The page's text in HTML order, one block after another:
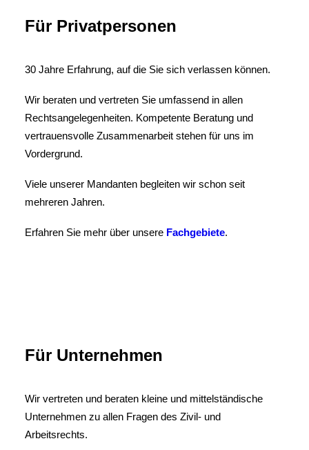
Für Privatpersonen
30 Jahre Erfahrung, auf die Sie sich verlassen können.
Wir beraten und vertreten Sie umfassend in allen
Rechtsangelegenheiten. Kompetente Beratung und
vertrauensvolle Zusammenarbeit stehen für uns im
Vordergrund.
Viele unserer Mandanten begleiten wir schon seit
mehreren Jahren.
Erfahren Sie mehr über unsere Fachgebiete.
Für Unternehmen
Wir vertreten und beraten kleine und mittelständische
Unternehmen zu allen Fragen des Zivil- und
Arbeitsrechts.